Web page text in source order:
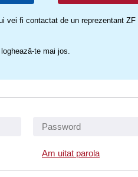
vei fi contactat de un reprezentant
te mai jos.
Am uitat parola